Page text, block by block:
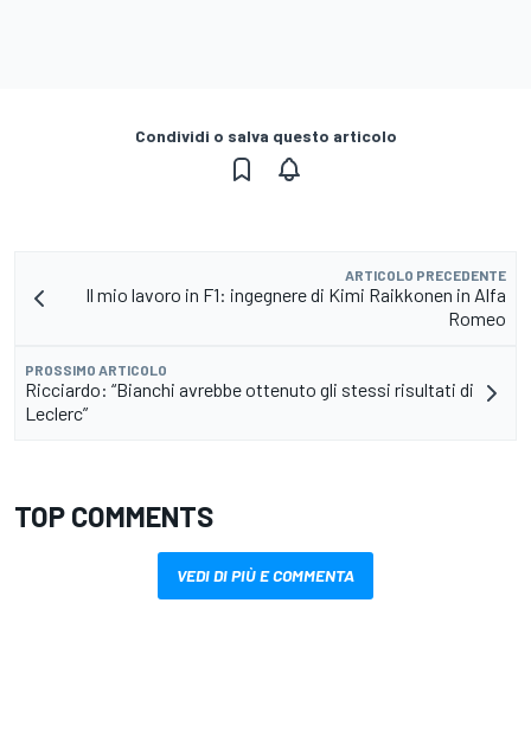
Condividi o salva questo articolo
ARTICOLO PRECEDENTE
Il mio lavoro in F1: ingegnere di Kimi Raikkonen in Alfa
Romeo
PROSSIMO ARTICOLO
Ricciardo: “Bianchi avrebbe ottenuto gli stessi risultati di
Leclerc”
TOP COMMENTS
VEDI DI PIÙ E COMMENTA